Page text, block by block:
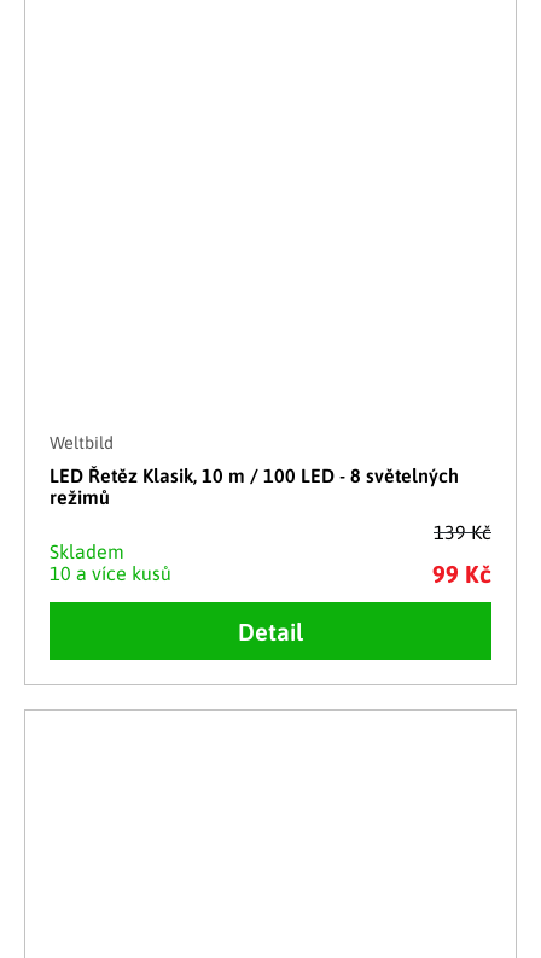
139 Kč
Weltbild
LED Řetěz Klasik, 10 m / 100 LED - 8 světelných
režimů
Skladem
10 a více kusů
99 Kč
Detail